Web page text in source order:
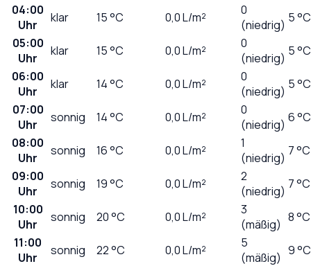
04:00
Uhr
klar 15°C 0,0L/m²
0
(niedrig) 5 °C
05:00
Uhr
klar 15°C 0,0L/m²
0
(niedrig) 5 °C
06:00
Uhr
klar 14°C 0,0L/m²
0
(niedrig) 5 °C
07:00
Uhr
sonnig 14°C 0,0L/m²
0
(niedrig) 6 °C
08:00
Uhr
sonnig 16°C 0,0L/m²
1
(niedrig) 7 °C
09:00
Uhr
sonnig 19°C 0,0L/m²
2
(niedrig) 7 °C
10:00
Uhr
sonnig 20°C 0,0L/m²
3
(mäßig) 8 °C
11:00
Uhr
sonnig 22°C 0,0L/m²
5
(mäßig) 9 °C